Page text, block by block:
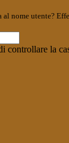
al nome utente?
controllare la